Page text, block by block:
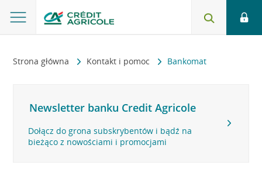
Strona główna Kontakt i pomoc Bankomat
Newsletter banku Credit Agricole
Dołącz do grona subskrybentów i bądź na
bieżąco z nowościami i promocjami